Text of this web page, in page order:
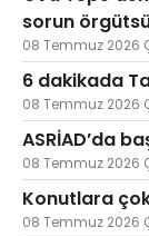
sorun
08 Temmuz 2026
6 dakikada
08 Temmuz 2026
ASRİAD’da
08 Temmuz 2026
Konutlara
08 Temmuz 2026